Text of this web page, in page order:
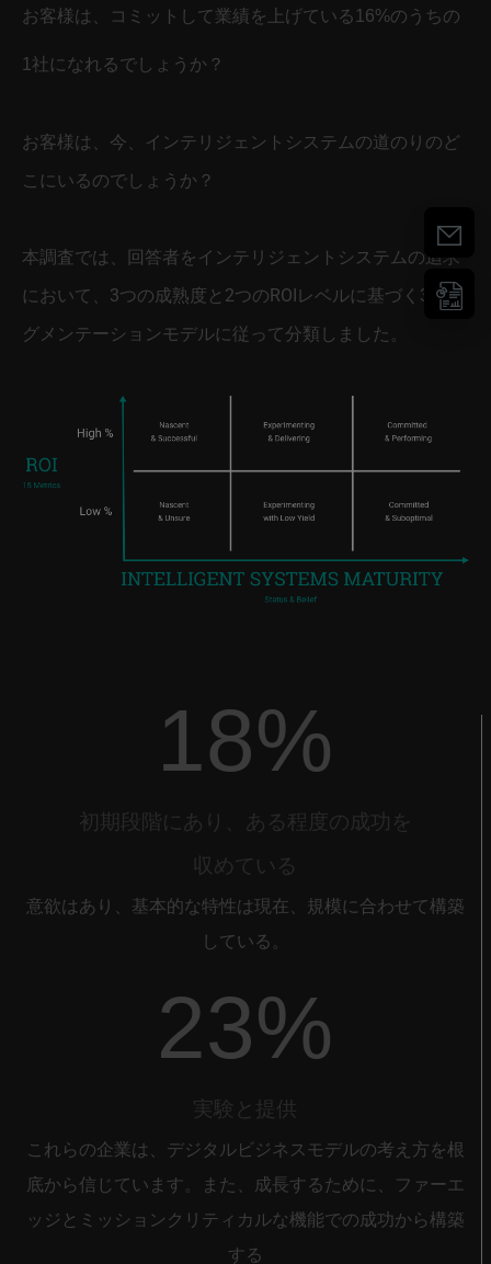
お客様は、コミットして業績を上げている16%のうちの
1社になれるでしょうか？
お客様は、今、インテリジェントシステムの道のりのど
こにいるのでしょうか？
本調査では、回答者をインテリジェントシステムの追求
において、3つの成熟度と2つのROIレベルに基づく3x2セ
グメンテーションモデルに従って分類しました。
18%
初期段階にあり、ある程度の成功を
収めている
意欲はあり、基本的な特性は現在、規模に合わせて構築
している。
23%
実験と提供
これらの企業は、デジタルビジネスモデルの考え方を根
底から信じています。また、成長するために、ファーエ
ッジとミッションクリティカルな機能での成功から構築
する